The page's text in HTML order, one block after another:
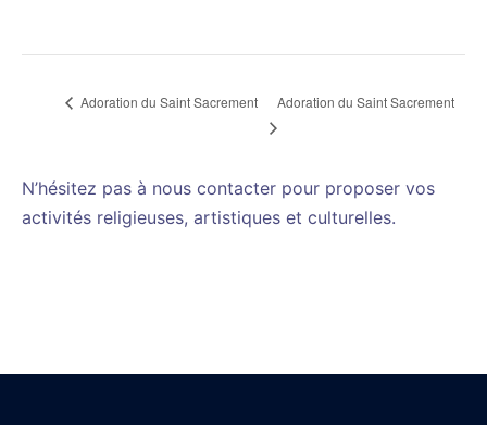
Adoration du Saint Sacrement Adoration du Saint Sacrement
N’hésitez pas à nous contacter pour proposer vos
activités religieuses, artistiques et culturelles.